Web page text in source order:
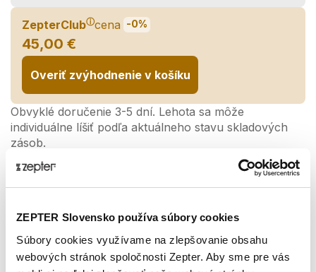
ZEPTER Slovensko používa súbory cookies
Súbory cookies využívame na zlepšovanie obsahu
webových stránok spoločnosti Zepter. Aby sme pre vás
ZepterClubⓘcena -0%
45,00 €
Overiť zvýhodnenie v košíku
Obvyklé doručenie 3-5 dní. Lehota sa môže
individuálne líšiť podľa aktuálneho stavu skladových
zásob.
Zdieľaj:
Popis produktu
Nočný efekt kozmetiky Swisso Logical pôsobí, zatiaľ